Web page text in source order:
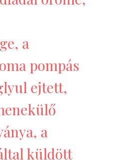
a
pompás
ejtett,
a
küldött